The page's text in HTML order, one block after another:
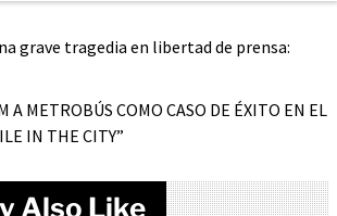
grave tragedia en libertad de prensa:
A METROBÚS COMO CASO DE ÉXITO EN EL
IN THE CITY”
Also Like